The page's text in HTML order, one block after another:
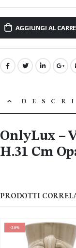
AGGIUNGI AL
OnlyLux –
H.31 Cm
PRODOTTI